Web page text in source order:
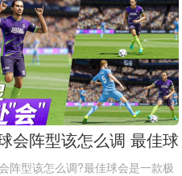
会阵型该怎么调 最佳球
阵型攻略
阵型该怎么调?最佳球会是一款极